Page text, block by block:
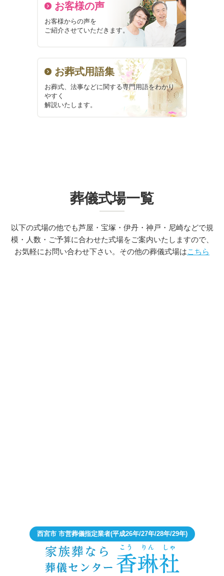
お客様の声
お客様からの声を
ご紹介させていただきます。
お葬式用語集
お葬式、法事などに関する専門用語をわかり
やすく
解説いたします。
葬儀式場一覧
以下の式場の他でも芦屋・宝塚・伊丹・神戸・尼崎などで規
模・人数・ご予算に合わせた式場をご案内いたしますので、
お気軽にお問い合わせ下さい。その他の葬儀式場はこちら
西宮市 市営葬儀指定業者(平成26年/27年/28年/29年)